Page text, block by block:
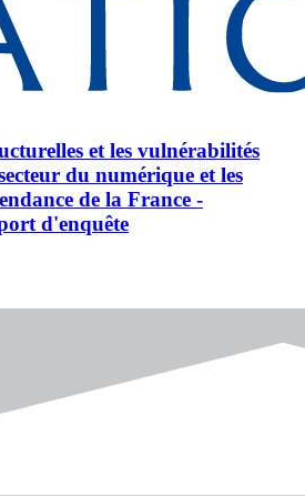
et les vulnérabilités
du numérique et les
de la France -
d'enquête